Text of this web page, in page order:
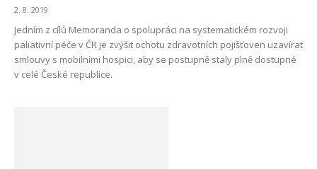
2. 8. 2019
Jedním z cílů Memoranda o spolupráci na systematickém rozvoji
paliativní péče v ČR je zvýšit ochotu zdravotních pojišťoven uzavírat
smlouvy s mobilními hospici, aby se postupně staly plně dostupné
v celé České republice.